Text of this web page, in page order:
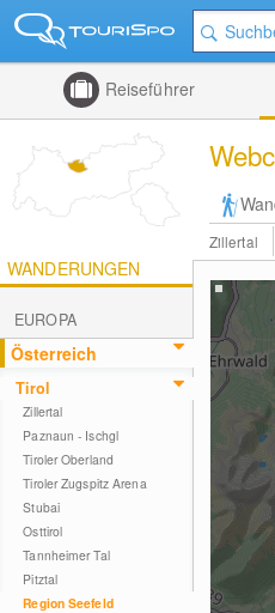
Reiseführer
Zillertal
WANDERUNGEN
EUROPA
Österreich
Tirol
Zillertal
Paznaun - Ischgl
Tiroler Oberland
Tiroler Zugspitz Arena
Stubai
Osttirol
Tannheimer Tal
Pitztal
Region Seefeld